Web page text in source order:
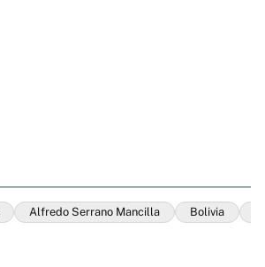
Alfredo Serrano Mancilla Bolivia